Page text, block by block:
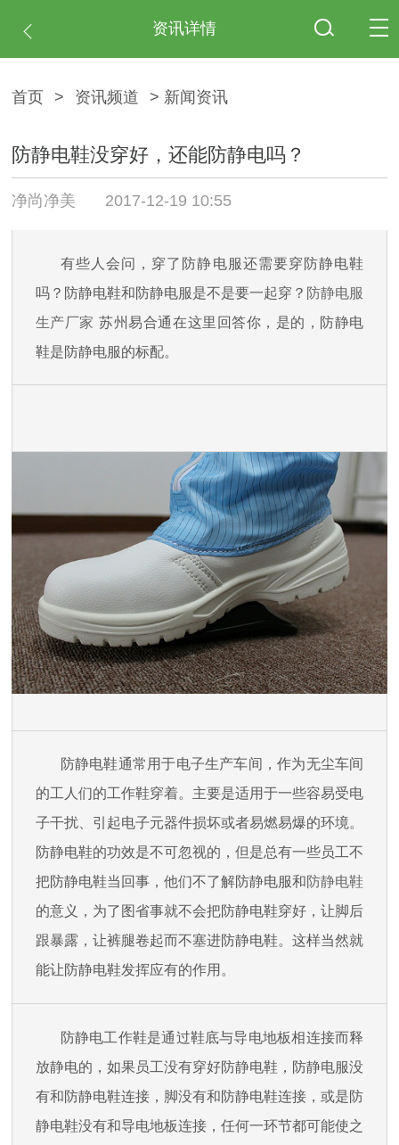
资讯详情
首页 > 资讯频道 > 新闻资讯
防静电鞋没穿好，还能防静电吗？
净尚净美 2017-12-19 10:55
有些人会问，穿了防静电服还需要穿防静电鞋
吗？防静电鞋和防静电服是不是要一起穿？ 防静电服
生产厂家 苏州易合通在这里回答你，是的，防静电
鞋是防静电服的标配。
防静电鞋通常用于电子生产车间，作为无尘车间
的工人们的工作鞋穿着。主要是适用于一些容易受电
子干扰、引起电子元器件损坏或者易燃易爆的环境。
防静电鞋的功效是不可忽视的，但是总有一些员工不
把防静电鞋当回事，他们不了解防静电服和 防静电鞋
的意义，为了图省事就不会把防静电鞋穿好，让脚后
跟暴露，让裤腿卷起而不塞进防静电鞋。这样当然就
能让防静电鞋发挥应有的作用。
防静电工作鞋是通过鞋底与导电地板相连接而释
放静电的，如果员工没有穿好防静电鞋，防静电服没
有和防静电鞋连接，脚没有和防静电鞋连接，或是防
静电鞋没有和导电地板连接，任何一环节都可能使之